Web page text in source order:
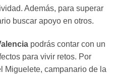
Además, para superar
buscar apoyo en otros.
podrás contar con un
para vivir retos. Por
Miguelete, campanario de la